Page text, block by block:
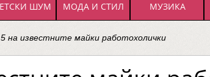
ШУМ МОДА И СТИЛ МУЗИКА
на известните майки работохолички